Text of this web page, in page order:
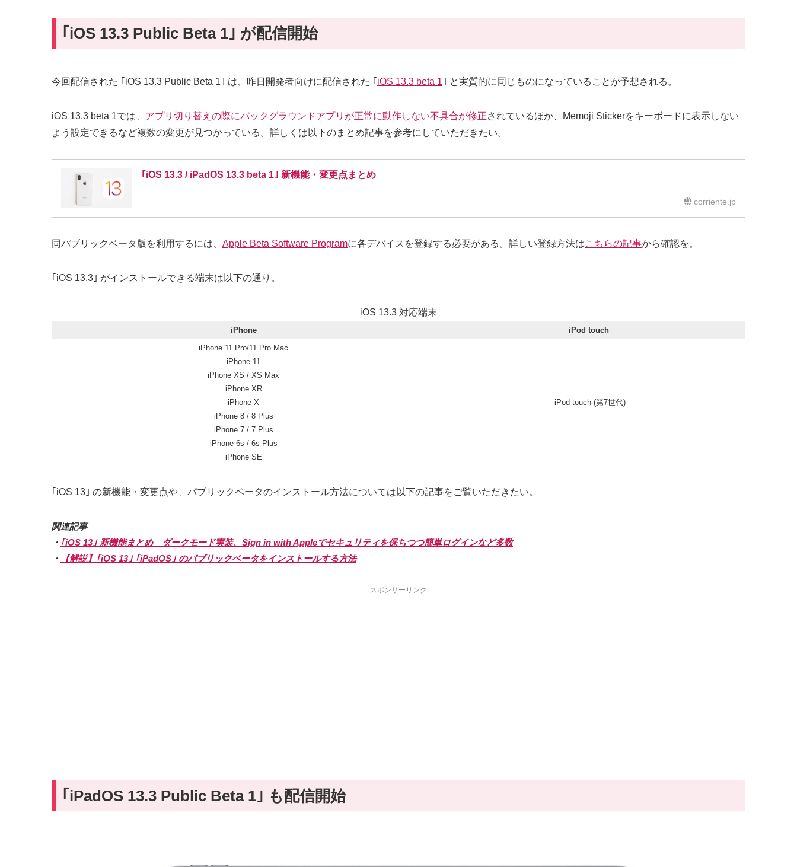
｢iOS 13.3 Public Beta 1｣ が配信開始
今回配信された ｢iOS 13.3 Public Beta 1｣ は、昨日開発者向けに配信された ｢ iOS 13.3 beta 1 ｣ と実質的に同じものになっていることが予想される。
iOS 13.3 beta 1では、 アプリ切り替えの際にバックグラウンドアプリが正常に動作しない不具合が修正されているほか、Memoji Stickerをキーボードに表示しない
よう設定できるなど複数の変更が見つかっている。詳しくは以下のまとめ記事を参考にしていただきたい。
｢iOS 13.3 / iPadOS 13.3 beta 1｣ 新機能・変更点まとめ
corriente.jp
同パブリックベータ版を利用するには、 Apple Beta Software Programに各デバイスを登録する必要がある。詳しい登録方法はこちらの記事から確認を。
｢iOS 13.3｣ がインストールできる端末は以下の通り。
iOS 13.3 対応端末
iPhone
iPod touch
iPhone 11 Pro/11 Pro Mac
iPhone 11
iPhone XS / XS Max
iPhone XR
iPhone X
iPhone 8 / 8 Plus
iPhone 7 / 7 Plus
iPhone 6s / 6s Plus
iPhone SE
iPod touch (第7世代)
｢iOS 13｣ の新機能・変更点や、パブリックベータのインストール方法については以下の記事をご覧いただきたい。
関連記事
・ ｢iOS 13｣ 新機能まとめ ダークモード実装、Sign in with Appleでセキュリティを保ちつつ簡単ログインなど多数
・
【解説】｢iOS 13｣ ｢iPadOS｣ のパブリックベータをインストールする方法
スポンサーリンク
｢iPadOS 13.3 Public Beta 1｣ も配信開始